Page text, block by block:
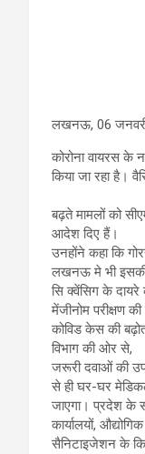
लखनऊ, 06
कोरोना वायरस के
किया जा रहा है।
बढ़ते मामलों को
आदेश दिए हैं।
उनहोंने कहा कि
लखनऊ मे भी इसकी
सि क्वेंसिग के दायरे
मेंजीनोम परीक्षण
कोविड केस की
विभाग की ओर से,
जरूरी दवाओं की
से ही घर-घर
जाएगा। प्रदेश के
कार्यालयों,
सैनिटाइजेशन के